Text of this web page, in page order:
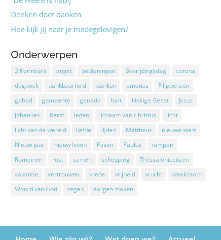
Denken doet danken
Hoe kijk jij naar je medegelovigen?
Onderwerpen
2 Korintiërs angst bedieningen Bevrijdingsdag
corona
dagboek
dankbaarheid danken emoties
Filippenzen
gebed
gemeente genade hart Heilige Geest
Jezus
Johannes
Kerst leden lichaam van Christus
licht
licht van de wereld
liefde lijden Mattheüs
nieuwe start
Nieuw jaar
nieuw leven Pasen Paulus
rampen
Romeinen
rust samen schepping
Thessalonicenzen
vakantie
vertrouwen vrede vrijheid vrucht
waakzaam
Woord van God
zegen zorgen maken